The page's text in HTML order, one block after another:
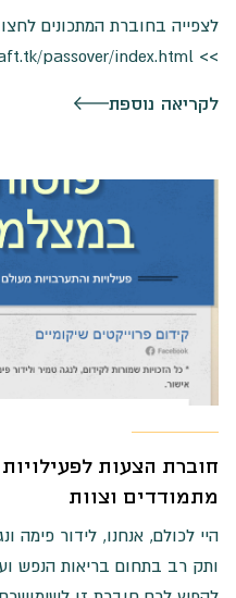
לצפייה בחוברת המתכונים
>> https://ruthscraft.tk/passover/index.html
לקריאה נוספת
חוברת הצעות
מתמודדים וצוות
היי לכולם, אנחנו, לידור פימה
ותק רב בתחום בריאות הנפש